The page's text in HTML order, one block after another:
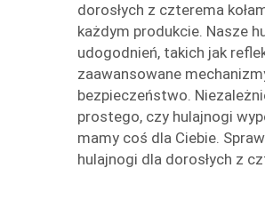
dorosłych z czterema
każdym produkcie. Nasze
udogodnień, takich jak
zaawansowane
bezpieczeństwo.
prostego, czy hulajnogi
mamy coś dla Ciebie.
hulajnogi dla dorosłych z